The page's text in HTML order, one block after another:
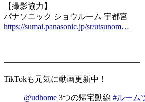
【撮影協力】
パナソニック ショウルーム 宇都宮
https://sumai.panasonic.jp/sr/utsunom…
—————————————————
TikTokも元気に動画更新中！
@udhome 3つの帰宅動線 #ルーム